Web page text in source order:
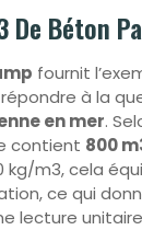
De Béton
fournit
à la
en mer.
contient 800
m3, cela
ce qui
lecture